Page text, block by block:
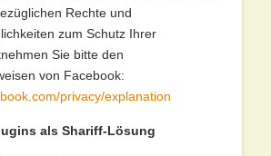
Rechte und
zum Schutz Ihrer
Sie bitte den
von Facebook:
privacy/explanation
als Shariff-Lösung